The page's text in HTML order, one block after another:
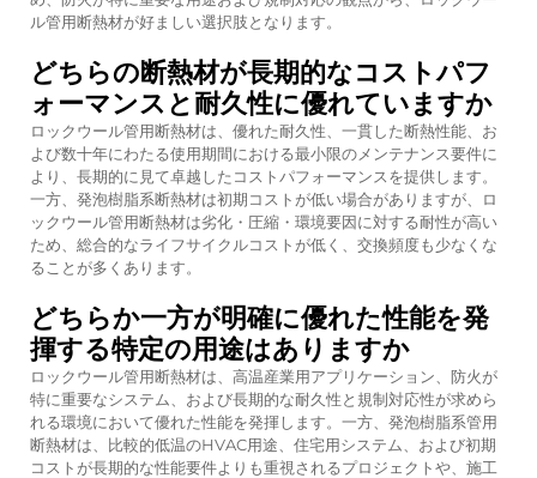
ル管用断熱材が好ましい選択肢となります。
どちらの断熱材が長期的なコストパフ
ォーマンスと耐久性に優れていますか
ロックウール管用断熱材は、優れた耐久性、一貫した断熱性能、お
よび数十年にわたる使用期間における最小限のメンテナンス要件に
より、長期的に見て卓越したコストパフォーマンスを提供します。
一方、発泡樹脂系断熱材は初期コストが低い場合がありますが、ロ
ックウール管用断熱材は劣化・圧縮・環境要因に対する耐性が高い
ため、総合的なライフサイクルコストが低く、交換頻度も少なくな
ることが多くあります。
どちらか一方が明確に優れた性能を発
揮する特定の用途はありますか
ロックウール管用断熱材は、高温産業用アプリケーション、防火が
特に重要なシステム、および長期的な耐久性と規制対応性が求めら
れる環境において優れた性能を発揮します。一方、発泡樹脂系管用
断熱材は、比較的低温のHVAC用途、住宅用システム、および初期
コストが長期的な性能要件よりも重視されるプロジェクトや、施工